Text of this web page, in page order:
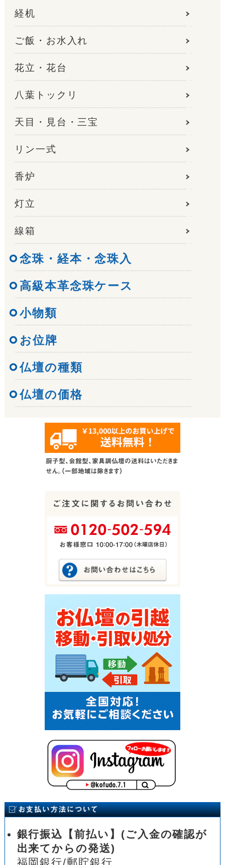
経机
ご飯・お水入れ
花立・花台
八葉トックリ
天目・見台・三宝
リン一式
香炉
灯立
線箱
念珠・経本・念珠入
高級本革念珠ケース
小物類
お位牌
仏壇の種類
仏壇の価格
銀行振込【前払い】(ご入金の確認が
出来てからの発送)
福岡銀行/郵貯銀行